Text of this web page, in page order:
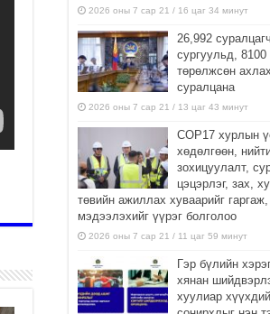
2026 оны 7 сар 21 / 16 цаг 34 минут
26,992
сургуульд, 8100
төрөлжсөн
суралцана
2026 оны 7 сар 21 / 13 цаг 43 минут
COP17 хурлын
хөдөлгөөн,
зохицуулалт,
цэцэрлэг, зах,
төвийн ажиллах хуваарийг
мэдээлэхийг үүрэг болголоо
2026 оны 7 сар 21 / 11 цаг 59 минут
Гэр бүлийн
хянан
хуулиар